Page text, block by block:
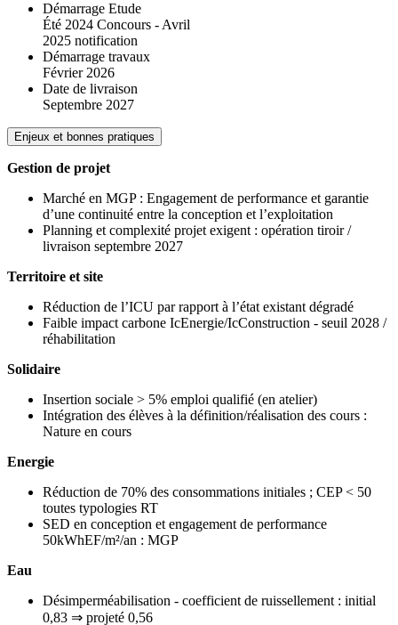
Démarrage Etude
Été 2024 Concours - Avril
2025 notification
Démarrage travaux
Février 2026
Date de livraison
Septembre 2027
Enjeux et bonnes pratiques
Gestion de projet
Marché en MGP : Engagement de performance et garantie
d’une continuité entre la conception et l’exploitation
Planning et complexité projet exigent : opération tiroir /
livraison septembre 2027
Territoire et site
Réduction de l’ICU par rapport à l’état existant dégradé
Faible impact carbone IcEnergie/IcConstruction - seuil 2028 /
réhabilitation
Solidaire
Insertion sociale > 5% emploi qualifié (en atelier)
Intégration des élèves à la définition/réalisation des cours :
Nature en cours
Energie
Réduction de 70% des consommations initiales ; CEP < 50
toutes typologies RT
SED en conception et engagement de performance
50kWhEF/m²/an : MGP
Eau
Désimperméabilisation - coefficient de ruissellement : initial
0,83 ⇒ projeté 0,56